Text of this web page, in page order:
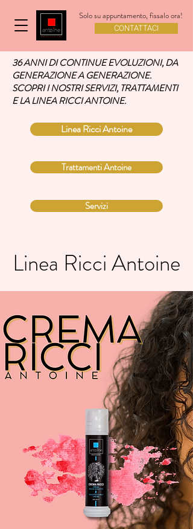
Solo su appuntamento, fissalo ora!
CONTATTACI
36 ANNI DI CONTINUE EVOLUZIONI, DA
GENERAZIONE A GENERAZIONE.
SCOPRI I NOSTRI SERVIZI, TRATTAMENTI
E LA LINEA RICCI ANTOINE.
Linea Ricci Antoine
Trattamenti Antoine
Servizi
Linea Ricci Antoine
Linea Ricci Antoine